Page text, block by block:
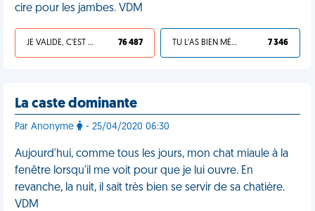
cire pour les jambes. VDM
JE VALIDE, C'EST UNE VDM 76 487 TU L'AS BIEN MÉRITÉ 7 346
La caste dominante
Par Anonyme - 25/04/2020 06:30
Aujourd'hui, comme tous les jours, mon chat miaule à la
fenêtre lorsqu'il me voit pour que je lui ouvre. En
revanche, la nuit, il sait très bien se servir de sa chatière.
VDM